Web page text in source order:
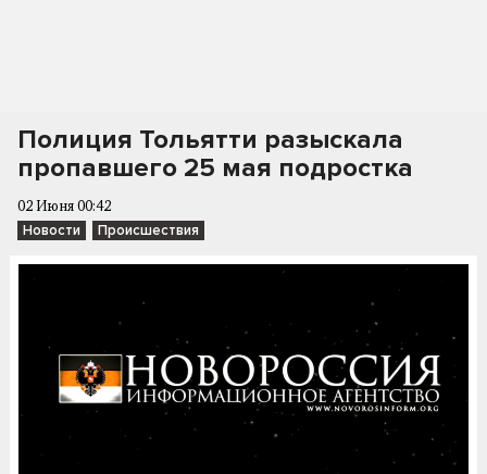
Полиция Тольятти разыскала
пропавшего 25 мая подростка
02 Июня 00:42
Новости Происшествия